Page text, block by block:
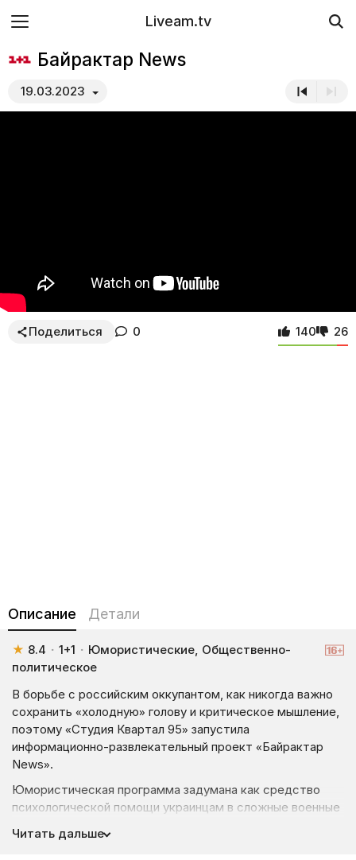
Liveam.tv
Байрактар News
19.03.2023
Поделиться 0 140 26
Описание Детали
★ 8.4 · 1+1 · Юмористические, Общественно-
политическое
В борьбе с российским оккупантом, как никогда важно
сохранить «холодную» голову и критическое мышление,
поэтому «Студия Квартал 95» запустила
информационно-развлекательный проект «Байрактар
News».
Юмористическая программа задумана как средство
психологической помощи украинцам в сложные военные
подавая основные новости не голыми фактами, а через
Читать дальше